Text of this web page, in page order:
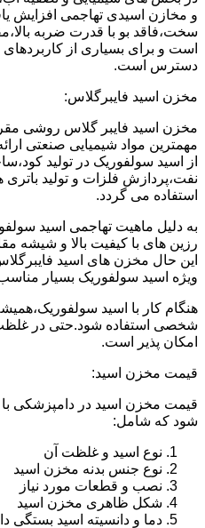
و مخازن اسیدی تهاجمی افزایش
سخت،فاقد بو با قدرت ضربه
است و برای بسیاری از
دسترس است.
مخزن اسید فایبرگلاس:
مخزن اسید فایبر گلاس روشی
مهمترین مواد شیمیایی صنعتی
از اسید سولفوریک در تولید
نفت،پردازش فلزات و تولید
استفاده می گردد.
به دلیل ماهیت تهاجمی اسید
رزین های با کیفیت بالا و شیشه
این حال مخزن های اسید
ویژه اسید سولفوریک بسیار
هنگام کار با اسید
شخصی استفاده شود.حتی در
امکان پذیر است.
قیمت مخزن اسید:
قیمت مخزن اسید در دامپزشکی
شود که شامل:
نوع اسید و غلظت آن
نوع جنس بدنه مخزن اسید
نصب و قطعات مورد نیاز
شکل ظاهری مخزن اسید
دما و دانسیته اسید بستگی